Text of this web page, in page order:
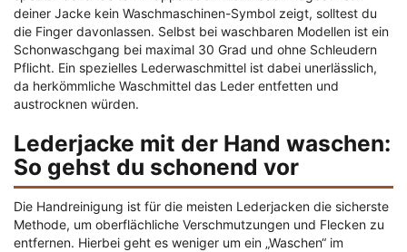
deiner Jacke kein Waschmaschinen-Symbol zeigt, solltest du
die Finger davonlassen. Selbst bei waschbaren Modellen ist ein
Schonwaschgang bei maximal 30 Grad und ohne Schleudern
Pflicht. Ein spezielles Lederwaschmittel ist dabei unerlässlich,
da herkömmliche Waschmittel das Leder entfetten und
austrocknen würden.
Lederjacke mit der Hand waschen:
So gehst du schonend vor
Die Handreinigung ist für die meisten Lederjacken die sicherste
Methode, um oberflächliche Verschmutzungen und Flecken zu
entfernen. Hierbei geht es weniger um ein „Waschen“ im